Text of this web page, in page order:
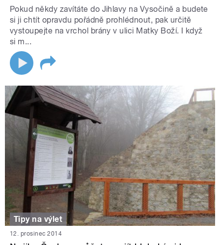
Pokud někdy zavítáte do Jihlavy na Vysočině a budete
si ji chtít opravdu pořádně prohlédnout, pak určitě
vystoupejte na vrchol brány v ulici Matky Boží. I když
si m...
Tipy na výlet
12. prosinec 2014